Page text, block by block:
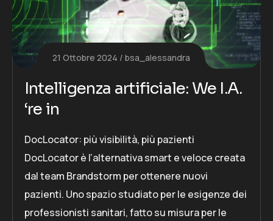
21 Ottobre 2024 bsa_alessandra
Intelligenza artificiale: We I.A.
‘re in
DocLocator: più visibilità, più pazienti
DocLocator è l’alternativa smart e veloce creata
dal team Brandstorm per ottenere nuovi
pazienti. Uno spazio studiato per le esigenze dei
professionisti sanitari, fatto su misura per le